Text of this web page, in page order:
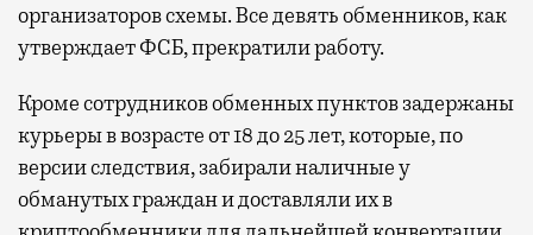
организаторов схемы. Все девять обменников, как
утверждает ФСБ, прекратили работу.
Кроме сотрудников обменных пунктов задержаны
курьеры в возрасте от 18 до 25 лет, которые, по
версии следствия, забирали наличные у
обманутых граждан и доставляли их в